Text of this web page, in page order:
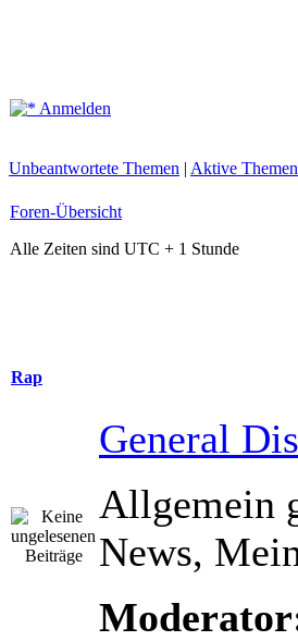
Anmelden
Unbeantwortete Themen | Aktive Themen
Foren-Übersicht
Alle Zeiten sind UTC + 1 Stunde
Rap
General
Allgemein
News,